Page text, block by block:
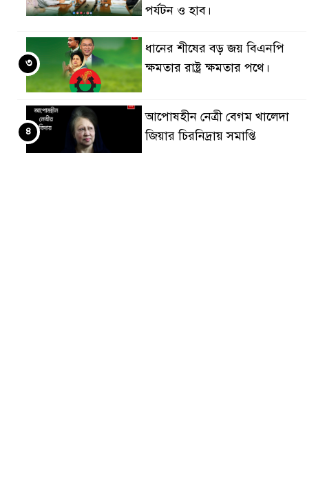
পর্যটন ও হাব।
ধানের শীষের বড় জয় বিএনপি
ক্ষমতার রাষ্ট্র ক্ষমতার পথে।
৩
আপোষহীন নেত্রী বেগম খালেদা
জিয়ার চিরনিদ্রায় সমাপ্তি
৪